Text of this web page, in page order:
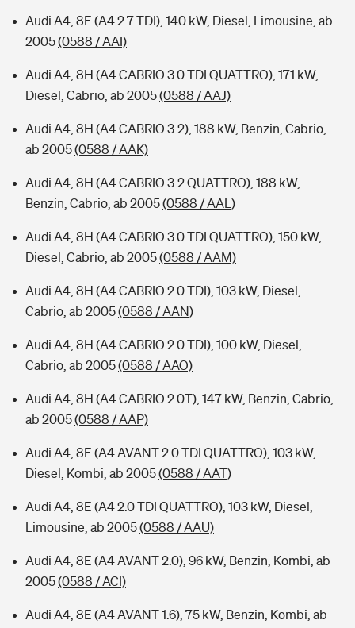
Audi A4, 8E (A4 2.7 TDI), 140 kW, Diesel, Limousine, ab
2005(0588 / AAI)
Audi A4, 8H (A4 CABRIO 3.0 TDI QUATTRO), 171 kW,
Diesel, Cabrio, ab 2005(0588 / AAJ)
Audi A4, 8H (A4 CABRIO 3.2), 188 kW, Benzin, Cabrio,
ab 2005(0588 / AAK)
Audi A4, 8H (A4 CABRIO 3.2 QUATTRO), 188 kW,
Benzin, Cabrio, ab 2005(0588 / AAL)
Audi A4, 8H (A4 CABRIO 3.0 TDI QUATTRO), 150 kW,
Diesel, Cabrio, ab 2005(0588 / AAM)
Audi A4, 8H (A4 CABRIO 2.0 TDI), 103 kW, Diesel,
Cabrio, ab 2005(0588 / AAN)
Audi A4, 8H (A4 CABRIO 2.0 TDI), 100 kW, Diesel,
Cabrio, ab 2005(0588 / AAO)
Audi A4, 8H (A4 CABRIO 2.0T), 147 kW, Benzin, Cabrio,
ab 2005(0588 / AAP)
Audi A4, 8E (A4 AVANT 2.0 TDI QUATTRO), 103 kW,
Diesel, Kombi, ab 2005(0588 / AAT)
Audi A4, 8E (A4 2.0 TDI QUATTRO), 103 kW, Diesel,
Limousine, ab 2005(0588 / AAU)
Audi A4, 8E (A4 AVANT 2.0), 96 kW, Benzin, Kombi, ab
2005(0588 / ACI)
Audi A4, 8E (A4 AVANT 1.6), 75 kW, Benzin, Kombi, ab